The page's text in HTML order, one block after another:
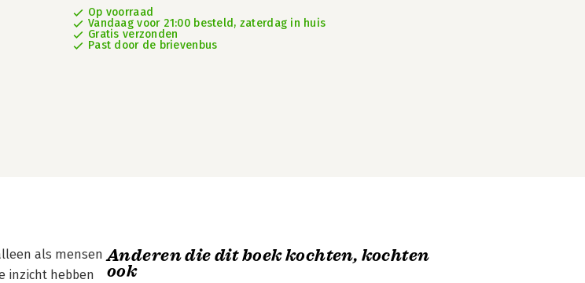
Op voorraad
Vandaag voor 21:00 besteld, zaterdag in huis
Gratis verzonden
Past door de brievenbus
als mensen
inzicht hebben
Anderen die dit boek kochten, kochten
ook